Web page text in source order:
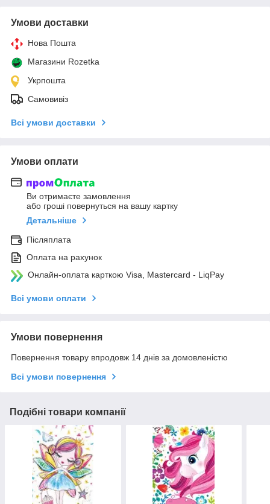
Умови доставки
Нова Пошта
Магазини Rozetka
Укрпошта
Самовивіз
Всі умови доставки
Умови оплати
Ви отримаєте замовлення
або гроші повернуться на вашу картку
Детальніше
Післяплата
Оплата на рахунок
Онлайн-оплата карткою Visa, Mastercard - LiqPay
Всі умови оплати
Умови повернення
Повернення товару впродовж 14 днів за домовленістю
Всі умови повернення
Подібні товари компанії